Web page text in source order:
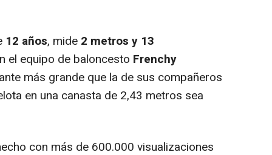
12 años, mide 2 metros y 13
el equipo de baloncesto Frenchy
más grande que la de sus compañeros
en una canasta de 2,43 metros sea
con más de 600.000 visualizaciones